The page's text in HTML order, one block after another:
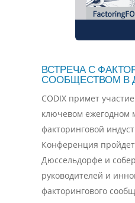
ВСТРЕЧА С
СООБЩЕСТВОМ В
CODIX примет
ключевом ежегодном
факторинговой
Конференция
Дюссельдорфе и
руководителей и
факторингового